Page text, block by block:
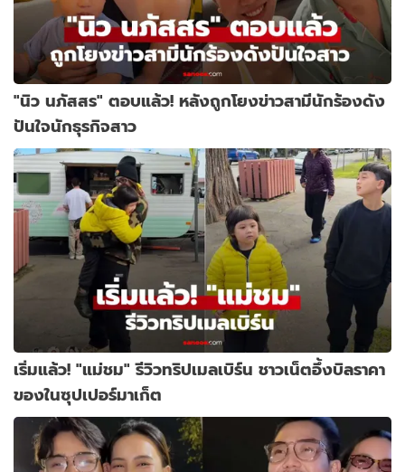
"นิว นภัสสร" ตอบแล้ว! หลังถูกโยงข่าวสามีนักร้องดัง
ปันใจนักธุรกิจสาว
เริ่มแล้ว! "แม่ชม" รีวิวทริปเมลเบิร์น ชาวเน็ตอึ้งบิลราคา
ของในซุปเปอร์มาเก็ต